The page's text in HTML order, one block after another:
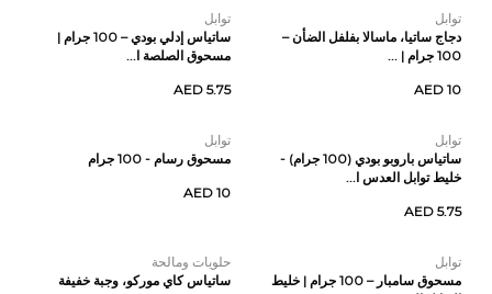
توابل
دجاج ساتيا، ماسالا بفلفل الضأن –
100 جرام | ...
AED 10
توابل
ساتياس إدلي بودي – 100 جرام |
مسحوق الصلصة ا...
AED 5.75
توابل
ساتياس باروبو بودي (100 جرام) -
خليط توابل العدس ا...
AED 5.75
توابل
مسحوق رسام - 100 جرام
AED 10
توابل
مسحوق سامبار – 100 جرام | خليط
حلويات ومالحة
ساتياس كاي موركو، وجبة خفيفة